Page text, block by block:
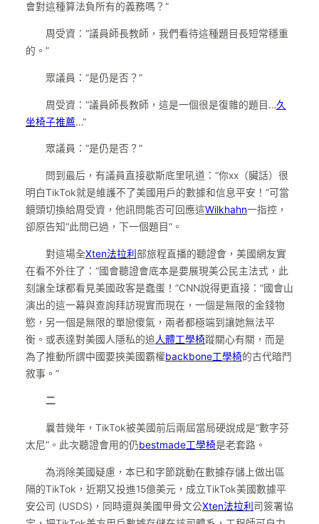
會對這種算法負所有的義務嗎？”
周受資：“議員師長教師，我們看待這種題目長短常穩重
的。”
眾議員：“是仍是否？”
周受資：“議員師長教師，這是一個很是復雜的題目…久
坐椅子推薦…”
眾議員：“是仍是否？”
問到最后，有議員直接歇斯底里吼道：“你xx（臟話）很
明白TikTok就是維護不了美國用戶的數據和信息平安！”可當
鏡頭切換給周受資，他訊問能否可回應這Wilkhahn一指控，
卻原告知“此問已過，下一個題目”。
對這場全Xten法拉利 部旅程直播的聽證會，美國網友實
在看不外往了：“國會聽證會底本是要展現美公民主法式，此
刻讓全球都看見美國政客是蠢蛋！”CNN說得更直接：“國會山
演出的這一幕與查詢拜訪現實而現在，一個是無限的金錢物
慾，另一個是無限的單戀傻氣，兩者都極端到讓她無法平
衡。或表達對美國人隱私的追人體工學椅蹤關心有關，而是
為了推動所謂中國要挾美國霸權backbone工學椅的古代暗鬥
敘事。”
二
曩昔幾年，TikTok被美國前后兩屆當局硬說成是“數字芬
太尼”。此次聽證會用的仍bestmade工學椅是老套路。
為消除美國疑慮，本已和字節跳動在數據存儲上做出區
隔的TikTok，近期又投進15億美元，成立TikTok美國數據平
安公司 (USDS)，同時還與美國甲骨文公Xten法拉利司簽署協